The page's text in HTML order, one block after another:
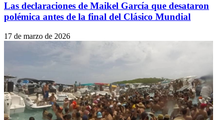
Las declaraciones de Maikel García que desataron
polémica antes de la final del Clásico Mundial
17 de marzo de 2026